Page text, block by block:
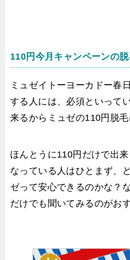
110円今月キャンペーンの
ミュゼイトーヨーカドー春
する人には、必須といって
来るからミュゼの110円脱毛
ほんとうに110円だけで出
なっている人はひとまず、
ゼって安心できるのかな？
だけでも聞いてみるのがお